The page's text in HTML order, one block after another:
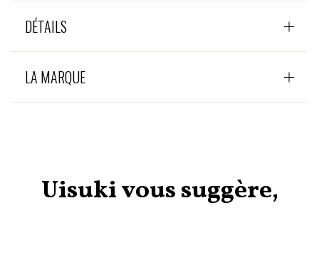
DÉTAILS
LA MARQUE
Uisuki vous suggère,